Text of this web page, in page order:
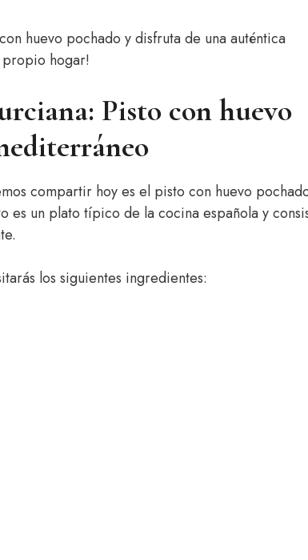
huevo pochado y disfruta de una auténtica
hogar!
Pisto con huevo
compartir hoy es el pisto con huevo
un plato típico de la cocina española y
los siguientes ingredientes: